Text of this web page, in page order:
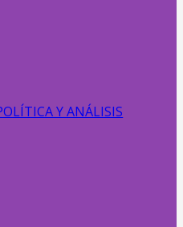
Y ANÁLISIS